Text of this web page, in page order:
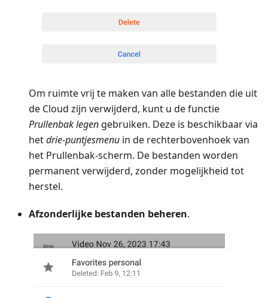
Om ruimte vrij te maken van alle bestanden die uit
de Cloud zijn verwijderd, kunt u de functie
Prullenbak legen gebruiken. Deze is beschikbaar via
hetdrie-puntjesmenu in de rechterbovenhoek van
het Prullenbak-scherm. De bestanden worden
permanent verwijderd, zonder mogelijkheid tot
herstel.
Afzonderlijke bestanden beheren.